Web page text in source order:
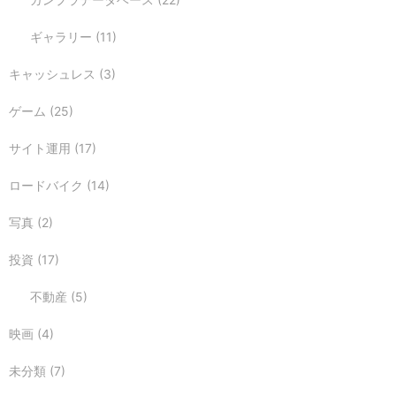
ギャラリー (11)
キャッシュレス (3)
ゲーム (25)
サイト運用 (17)
ロードバイク (14)
写真 (2)
投資 (17)
不動産 (5)
映画 (4)
未分類 (7)